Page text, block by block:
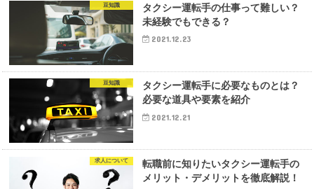
豆知識
タクシー運転手の仕事って難しい？
未経験でもできる？
2021.12.23
豆知識
タクシー運転手に必要なものとは？
必要な道具や要素を紹介
2021.12.21
求人について
転職前に知りたいタクシー運転手の
メリット・デメリットを徹底解説！